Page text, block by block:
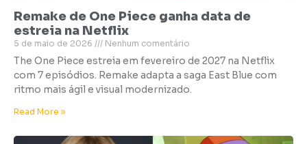
Remake de One Piece ganha data de
estreia na Netflix
5 de maio de 2026 Nenhum comentário
The One Piece estreia em fevereiro de 2027 na Netflix
com 7 episódios. Remake adapta a saga East Blue com
ritmo mais ágil e visual modernizado.
Read More »